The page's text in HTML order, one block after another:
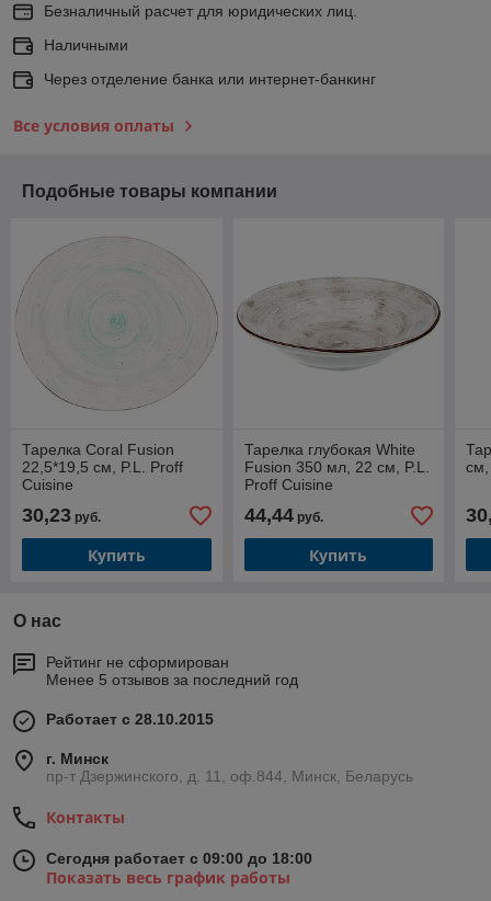
Безналичный расчет для юридических лиц.
Наличными
Через отделение банка или интернет-банкинг
Все условия оплаты
Подобные товары компании
Тарелка Coral Fusion
22,5*19,5 см, P.L. Proff
Cuisine
30,23 руб.
Купить
Тарелка глубокая White
Fusion 350 мл, 22 см, P.L.
Proff Cuisine
44,44руб.
Купить
см,
О нас
Рейтинг не сформирован
Менее 5 отзывов за последний год
Работает с 28.10.2015
г. Минск
пр-т Дзержинского, д. 11, оф.844, Минск, Беларусь
Контакты
Сегодня работает с 09:00 до 18:00
Показать весь график работы